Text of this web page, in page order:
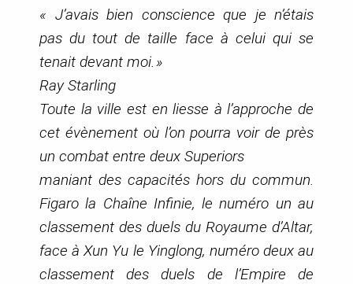
« J’avais bien conscience que je n’étais
pas du tout de taille face à celui qui se
tenait devant moi. »
Ray Starling
Toute la ville est en liesse à l’approche de
cet évènement où l’on pourra voir de près
un combat entre deux Superiors
maniant des capacités hors du commun.
Figaro la Chaîne Infinie, le numéro un au
classement des duels du Royaume d’Altar,
face à Xun Yu le Yinglong, numéro deux au
classement des duels de l’Empire de